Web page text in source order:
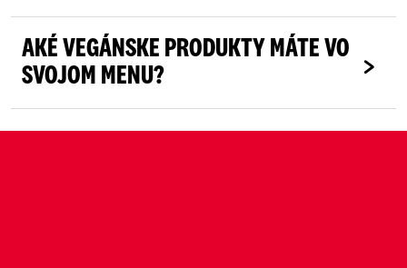
AKÉ VEGÁNSKE PRODUKTY MÁTE VO
SVOJOM MENU?